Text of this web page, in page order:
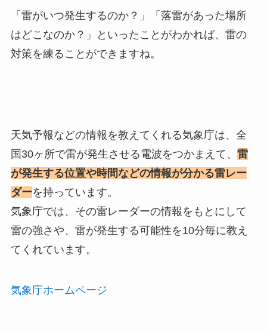
「雷がいつ発生するのか？」「落雷があった場所
はどこなのか？」といったことがわかれば、雷の
対策を練ることができますね。
天気予報などの情報を教えてくれる気象庁は、全
国30ヶ所で雷が発生させる電波をつかまえて、 雷
が発生する位置や時間などの情報が分かる雷レー
ダーを持っています。
気象庁では、その雷レーダーの情報をもとにして
雷の強さや、雷が発生する可能性を10分毎に教え
てくれています。
気象庁ホームページ